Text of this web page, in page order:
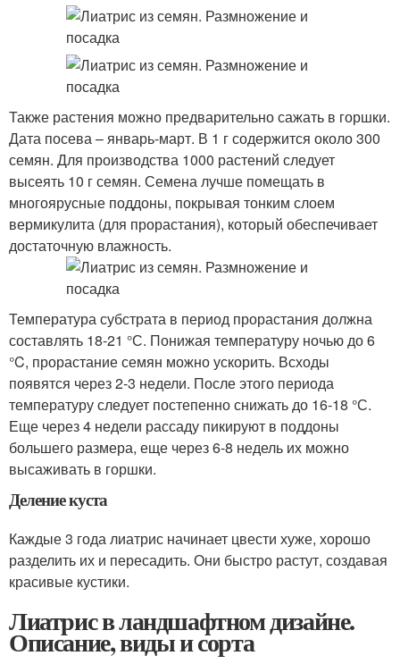
Также растения можно предварительно сажать в горшки.
Дата посева – январь-март. В 1 г содержится около 300
семян. Для производства 1000 растений следует
высеять 10 г семян. Семена лучше помещать в
многоярусные поддоны, покрывая тонким слоем
вермикулита (для прорастания), который обеспечивает
достаточную влажность.
Температура субстрата в период прорастания должна
составлять 18-21 °С. Понижая температуру ночью до 6
°C, прорастание семян можно ускорить. Всходы
появятся через 2-3 недели. После этого периода
температуру следует постепенно снижать до 16-18 °С.
Еще через 4 недели рассаду пикируют в поддоны
большего размера, еще через 6-8 недель их можно
высаживать в горшки.
Деление куста
Каждые 3 года лиатрис начинает цвести хуже, хорошо
разделить их и пересадить. Они быстро растут, создавая
красивые кустики.
Лиатрис в ландшафтном дизайне.
Описание, виды и сорта